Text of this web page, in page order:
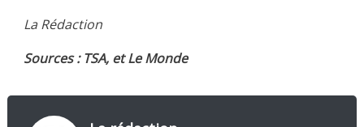
La Rédaction
Sources : TSA, et Le Monde